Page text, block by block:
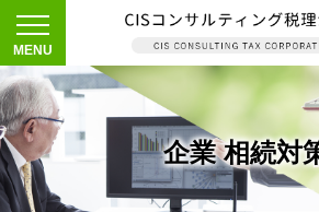
企業 相続対